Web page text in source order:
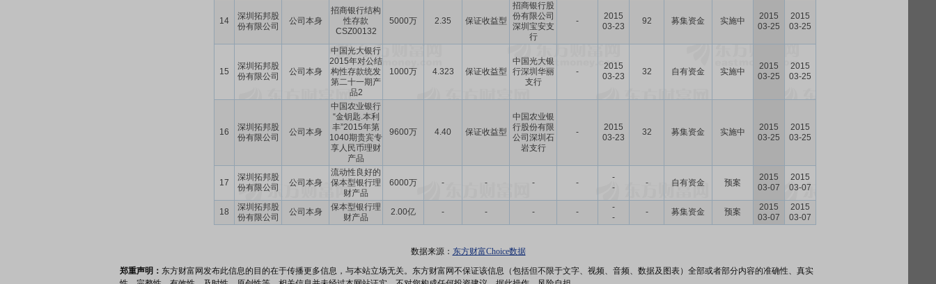
14
深圳拓邦股
份有限公司
公司本身
招商银行结构
性存款
CSZ00132
5000万 2.35 保证收益型
招商银行股
份有限公司
深圳宝安支
行
-
2015
03-23
92 募集资金 实施中
2015
03-25
2015
03-25
15
深圳拓邦股
份有限公司
公司本身
中国光大银行
2015年对公结
构性存款统发
第二十一期产
品2
1000万 4.323 保证收益型
中国光大银
行深圳华丽
支行
-
2015
03-23
32 自有资金 实施中
2015
03-25
2015
03-25
16
深圳拓邦股
份有限公司
公司本身
中国农业银行
“金钥匙.本利
丰”2015年第
1040期贵宾专
享人民币理财
产品
9600万 4.40 保证收益型
中国农业银
行股份有限
公司深圳石
岩支行
-
2015
03-23
32 募集资金 实施中
2015
03-25
2015
03-25
17
深圳拓邦股
份有限公司
公司本身
流动性良好的
保本型银行理
财产品
6000万 - - - -
-
-
- 自有资金 预案
2015
03-07
2015
03-07
18
深圳拓邦股
份有限公司
公司本身
保本型银行理
财产品
2.00亿 - - - -
-
-
- 募集资金 预案
2015
03-07
2015
03-07
数据来源： 东方财富Choice数据
郑重声明： 东方财富网发布此信息的目的在于传播更多信息，与本站立场无关。东方财富网不保证该信息（包括但不限于文字、视频、音频、数据及图表）全部或者部分内容的准确性、真实